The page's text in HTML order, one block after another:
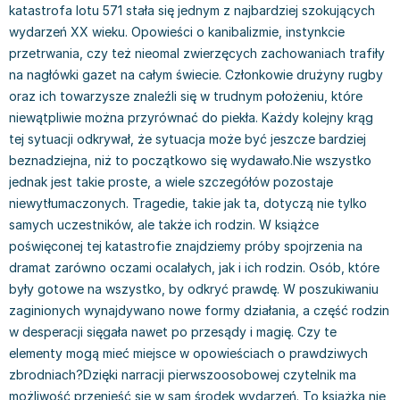
Książki: Prawo konstytucyjne
Książki: Prawo międzynarodowe
Książki: Prawo - orzecznictwo
Książki: Prawo pracy
Książki: Prawo Unii Europejskiej
Teksty aktów prawnych
Książki medyczne i naukowe
Chemia - książki
Książki o fizyce i astronomii
Geografia - książki
Inne
Książki do matematyki
Książki medyczne
Książki do nauk przyrodniczych
Technika, inżynieria, technologia - książki, podręczniki -
nauki ścisłe
Książki do nauk społecznych i humanistycznych
Książki: Film, muzyka, teatr
Książki: Historia sztuki
Książki o architekturze
Książki: Sztuka użytkowa
Książki: Sztuki wizualne
Inne
Książki dla dzieci 3-5 lat
Książki: bajki dla dzieci 3-5 lat
Kolorowanki i książki do naklejania 3-5 lat
Książki do nauki języków obcych 3-5 lat
Książki do nauki pisania i liczenia 3-5 lat
Książki grające, z puzzlami i magnesami 3-5 lat
Kreatywne i aktywizujące książki dla dzieci 3-5 lat
Poznawanie świata dla dzieci 3-5 lat - książki
Książki o zainteresowaniach dla dzieci 3-5 lat
Książki dla dzieci 6-8 lat
Książki do nauki czytania 6-8 lat
Książki do nauki języków obcych 6-8 lat
Książki do nauki pisania i liczenia 6-8 lat
Kreatywne i aktywizujące książki dla dzieci 6-8 lat
Literatura dla dzieci 6-8 lat
Poznawanie świata dla dzieci 6-8 lat - książki
Książki o zainteresowaniach dla dzieci 6-8 lat
Książki: Zdrowie
Kuchnia i diety - książki
Autorskie książki kucharskie
Ciasta, desery, wypieki - książki
Diety, zdrowe żywienie - książki
Książki kucharskie
Kuchnia polska - książki
Napoje - książki
Książki: Poradniki
Inne
Książki: Dom, ogród - poradniki
Książki: Hobby - poradniki
Książki: Moda, uroda, savoir vivre - poradniki
Książki pamiątkowe
Pozostałe książki
Dean Koontz
Andrzej Sapkowski
Stephenie Meyer
Robert Ludlum
Maria Czubaszek
Nora Roberts
Mario Vargas Llosa
Katarzyna Grochola
Ewa Nowak
Robin Cook
Carlos Ruiz Zafon
Konrad Gaca
Jerzy Zięba
Jodi Picoult
Dorota Terakowska
Abbi Glines
Alfred Szklarski
katastrofa lotu 571 stała się jednym z najbardziej szokujących
wydarzeń XX wieku. Opowieści o kanibalizmie, instynkcie
przetrwania, czy też nieomal zwierzęcych zachowaniach trafiły
na nagłówki gazet na całym świecie. Członkowie drużyny rugby
oraz ich towarzysze znaleźli się w trudnym położeniu, które
niewątpliwie można przyrównać do piekła. Każdy kolejny krąg
tej sytuacji odkrywał, że sytuacja może być jeszcze bardziej
beznadziejna, niż to początkowo się wydawało.Nie wszystko
jednak jest takie proste, a wiele szczegółów pozostaje
niewytłumaczonych. Tragedie, takie jak ta, dotyczą nie tylko
samych uczestników, ale także ich rodzin. W książce
poświęconej tej katastrofie znajdziemy próby spojrzenia na
dramat zarówno oczami ocalałych, jak i ich rodzin. Osób, które
były gotowe na wszystko, by odkryć prawdę. W poszukiwaniu
zaginionych wynajdywano nowe formy działania, a część rodzin
w desperacji sięgała nawet po przesądy i magię. Czy te
elementy mogą mieć miejsce w opowieściach o prawdziwych
zbrodniach?Dzięki narracji pierwszoosobowej czytelnik ma
możliwość przenieść się w sam środek wydarzeń. To książka nie